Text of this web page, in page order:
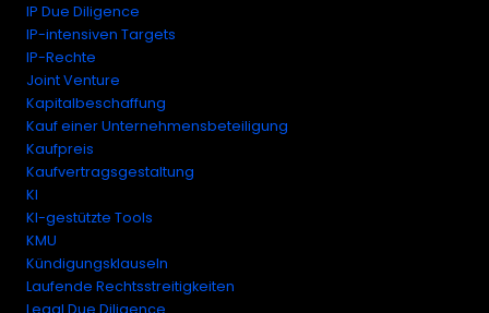
IP Due Diligence
IP-intensiven Targets
IP-Rechte
Joint Venture
Kapitalbeschaffung
Kauf einer Unternehmensbeteiligung
Kaufpreis
Kaufvertragsgestaltung
KI
KI-gestützte Tools
KMU
Kündigungsklauseln
Laufende Rechtsstreitigkeiten
Legal Due Diligence